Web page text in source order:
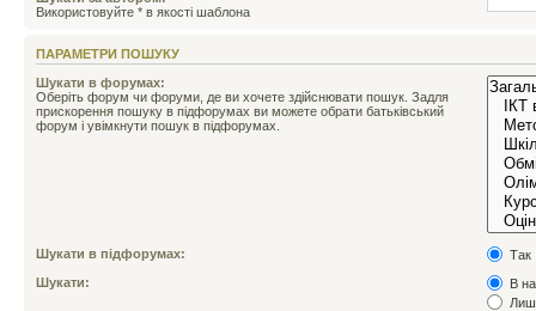
Використовуйте * в якості шаблона
ПАРАМЕТРИ ПОШУКУ
Шукати в форумах:
Оберіть форум чи форуми, де ви хочете здійснювати пошук. Задля
прискорення пошуку в підфорумах ви можете обрати батьківський
форум і увімкнути пошук в підфорумах.
Шукати в підфорумах:
Так
Шукати:
В